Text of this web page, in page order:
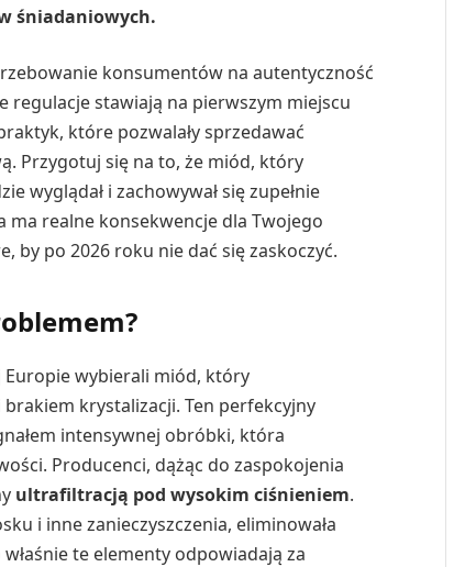
śniadaniowych.
konsumentów na autentyczność
regulacje stawiają na pierwszym miejscu
które pozwalały sprzedawać
Przygotuj się na to, że miód, który
wyglądał i zachowywał się zupełnie
ma realne konsekwencje dla Twojego
by po 2026 roku nie dać się zaskoczyć.
Europie wybierali miód, który
krystalizacji. Ten perfekcyjny
intensywnej obróbki, która
Producenci, dążąc do zaspokojenia
ultrafiltracją pod wysokim ciśnieniem.
i inne zanieczyszczenia, eliminowała
właśnie te elementy odpowiadają za